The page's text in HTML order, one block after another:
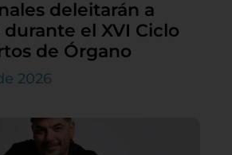
deleitarán a
durante el XVI Ciclo
de Órgano
2026